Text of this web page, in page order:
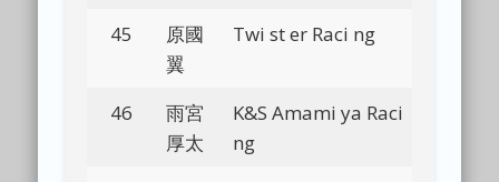
45
原國
翼
Twi st er Raci ng
46
雨宮
厚太
K&S Amami ya Raci
ng